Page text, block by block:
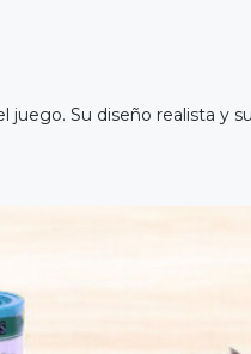
juego. Su diseño realista y